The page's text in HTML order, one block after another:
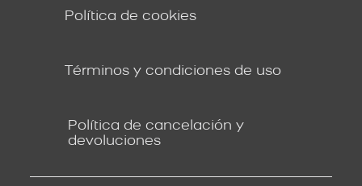
Política de cookies
Términos y condiciones de uso
Política de cancelación y
devoluciones